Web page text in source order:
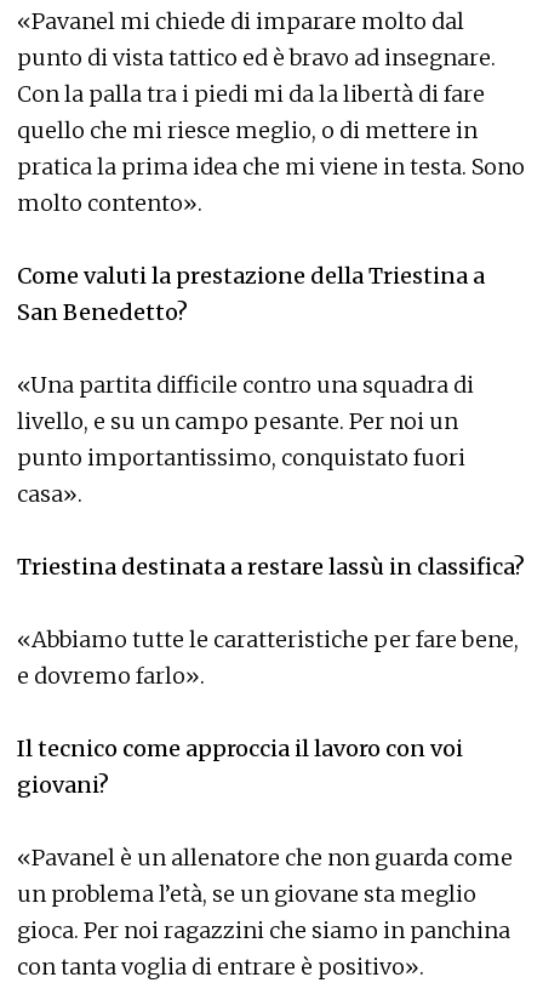
«Pavanel mi chiede di imparare molto dal
punto di vista tattico ed è bravo ad insegnare.
Con la palla tra i piedi mi da la libertà di fare
quello che mi riesce meglio, o di mettere in
pratica la prima idea che mi viene in testa. Sono
molto contento».
Come valuti la prestazione della Triestina a
San Benedetto?
«Una partita difficile contro una squadra di
livello, e su un campo pesante. Per noi un
punto importantissimo, conquistato fuori
casa».
Triestina destinata a restare lassù in classifica?
«Abbiamo tutte le caratteristiche per fare bene,
e dovremo farlo».
Il tecnico come approccia il lavoro con voi
giovani?
«Pavanel è un allenatore che non guarda come
un problema l’età, se un giovane sta meglio
gioca. Per noi ragazzini che siamo in panchina
con tanta voglia di entrare è positivo».